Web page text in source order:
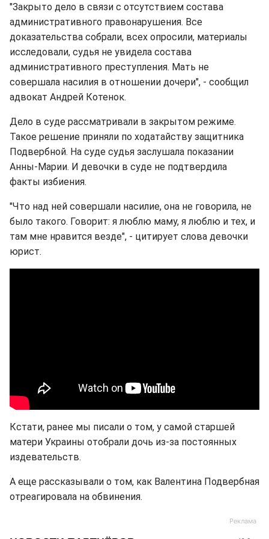
"Закрыто дело в связи с отсутствием состава
административного правонарушения. Все
доказательства собрали, всех опросили, материалы
исследовали, судья не увидела состава
административного преступления. Мать не
совершала насилия в отношении дочери", - сообщил
адвокат Андрей Котенок.
Дело в суде рассматривали в закрытом режиме.
Такое решение приняли по ходатайству защитника
Подвербной. На суде судья заслушала показании
Анны-Марии. И девочки в суде не подтвердила
факты избиения.
"Что над ней совершали насилие, она не говорила, не
было такого. Говорит: я люблю маму, я люблю и тех, и
там мне нравится везде", - цитирует слова девочки
юрист.
Кстати, ранее мы писали о том, у самой старшей
матери Украины отобрали дочь из-за постоянных
издевательств.
А еще рассказывали о том, как Валентина Подвербная
отреагировала на обвинения.